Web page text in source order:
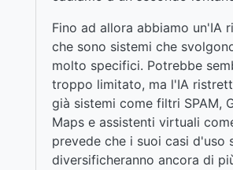
Fino ad allora abbiamo un'IA
che sono sistemi che
molto specifici. Potrebbe
troppo limitato, ma l'IA
già sistemi come filtri SPAM,
Maps e assistenti virtuali
prevede che i suoi casi d'uso
diversificheranno ancora di